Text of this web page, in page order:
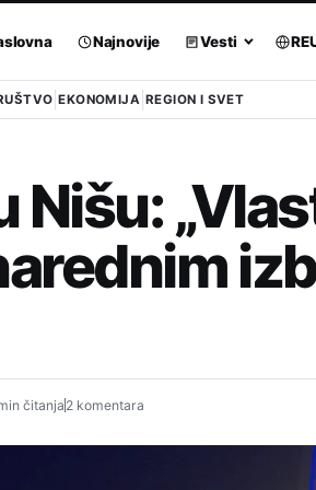
Najnovije Vesti
EKONOMIJA REGION I SVET
Nišu:
čitanja 2 komentara